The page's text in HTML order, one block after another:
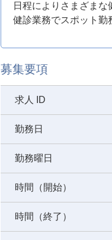
日程によりさまざまな
健診業務でスポット勤
募集要項
求人 ID
勤務日
勤務曜日
時間（開始）
時間（終了）